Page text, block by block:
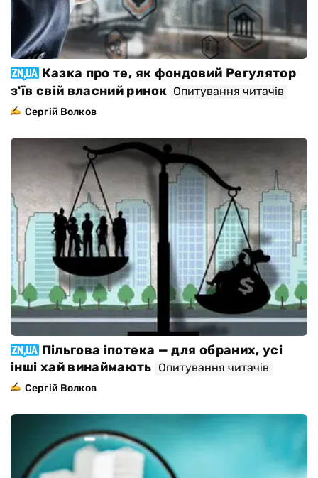
Казка про те, як фондовий Регулятор
з'їв свій власний ринок Опитування читачів
Сергій Волков
Пільгова іпотека — для обраних, усі
інші хай винаймають Опитування читачів
Сергій Волков